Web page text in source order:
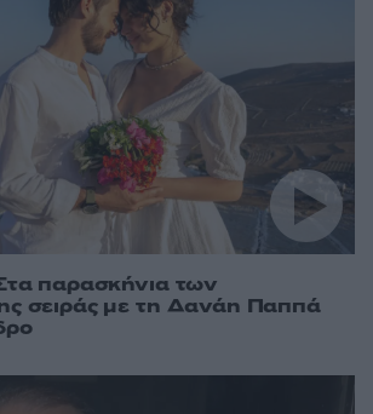
παρασκήνια των
σειράς με τη Δανάη Παππά